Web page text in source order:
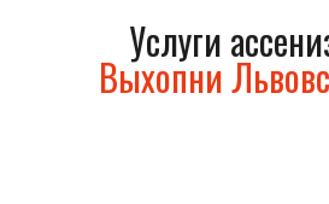
Услуги
Выхопни